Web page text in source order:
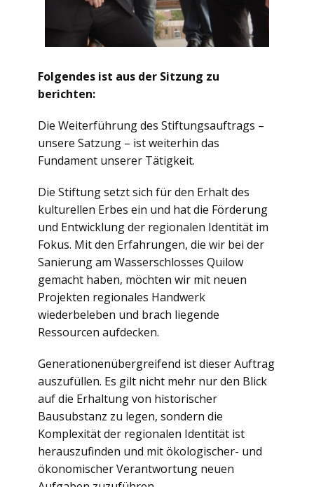
Folgendes ist aus der Sitzung zu
berichten:
Die Weiterführung des Stiftungsauftrags –
unsere Satzung – ist weiterhin das
Fundament unserer Tätigkeit.
Die Stiftung setzt sich für den Erhalt des
kulturellen Erbes ein und hat die Förderung
und Entwicklung der regionalen Identität im
Fokus. Mit den Erfahrungen, die wir bei der
Sanierung am Wasserschlosses Quilow
gemacht haben, möchten wir mit neuen
Projekten regionales Handwerk
wiederbeleben und brach liegende
Ressourcen aufdecken.
Generationenübergreifend ist dieser Auftrag
auszufüllen. Es gilt nicht mehr nur den Blick
auf die Erhaltung von historischer
Bausubstanz zu legen, sondern die
Komplexität der regionalen Identität ist
herauszufinden und mit ökologischer- und
ökonomischer Verantwortung neuen